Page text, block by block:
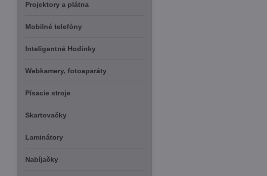
Projektory a plátna
Mobilné telefóny
Inteligentné Hodinky
Webkamery, fotoaparáty
Písacie stroje
Skartovačky
Laminátory
Nabíjačky